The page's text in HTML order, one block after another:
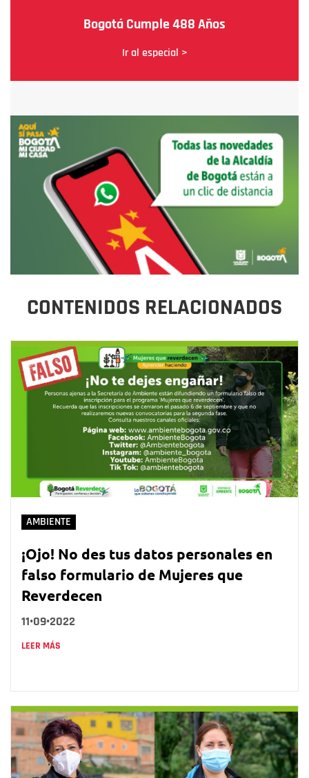
Bogotá Cumple 488 Años
Ir al especial >
CONTENIDOS RELACIONADOS
AMBIENTE
¡Ojo! No des tus datos personales en
falso formulario de Mujeres que
Reverdecen
11•09•2022
LEER MÁS